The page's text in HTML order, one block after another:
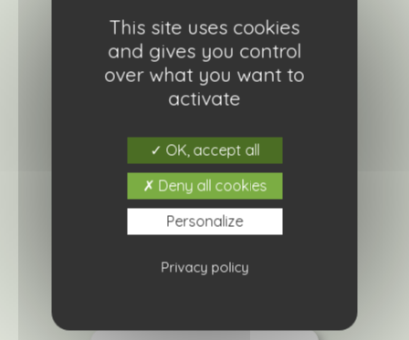
Gypsophile paniculata double blanc
4,20 €
Ajouter à ma liste de courses
This site uses cookies
and gives you control
over what you want to
activate
OK, accept all
Deny all cookies
Personalize
Privacy policy